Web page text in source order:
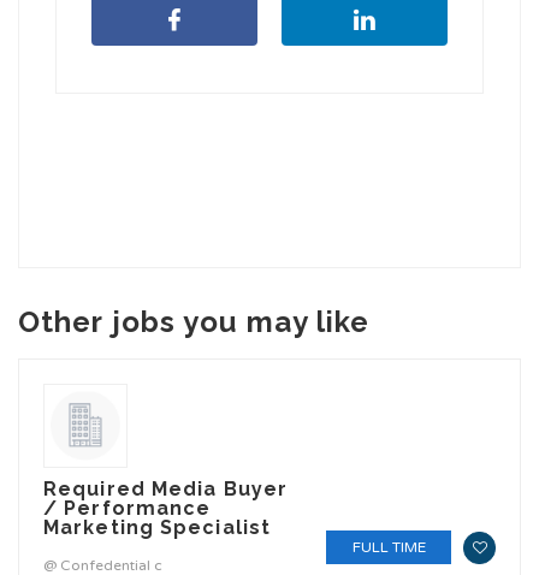
Other jobs you may like
Required Media Buyer
/ Performance
Marketing Specialist
@ Confedential c
FULL TIME